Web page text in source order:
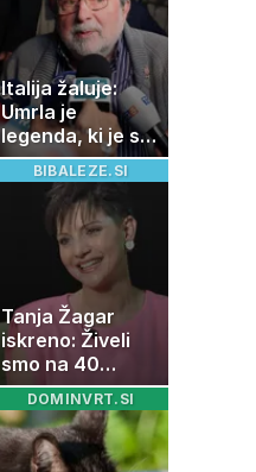
Italija žaluje:
Umrla je
legenda, ki je s
svojimi pesmimi
zaznamovala
Italijo
BIBALEZE.SI
Tanja Žagar
iskreno: Živeli
smo na 40
kvadratih, a
imela sem vse,
kar otrok
potrebuje
DOMINVRT.SI